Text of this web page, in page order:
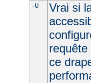
-U
Vrai si
ce